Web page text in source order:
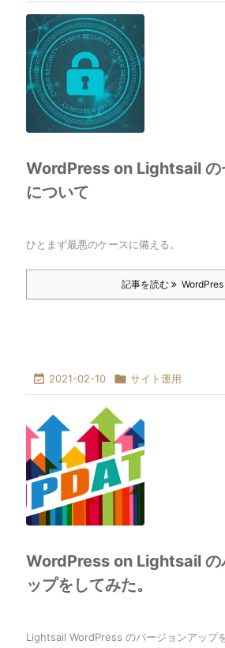
WordPress on Lightsail の
について
ひとまず最悪のケースに備える。
記事を読む WordPres
 2021-02-10  サイト運用
WordPress on Lightsail の
ップをしてみた。
Lightsail WordPress のバージョンアップ